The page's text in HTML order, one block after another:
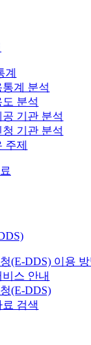
계
계 분석
분석
기관 분석
기관 분석
주제
(E-DDS) 이용 방
스 안내
(E-DDS)
검색